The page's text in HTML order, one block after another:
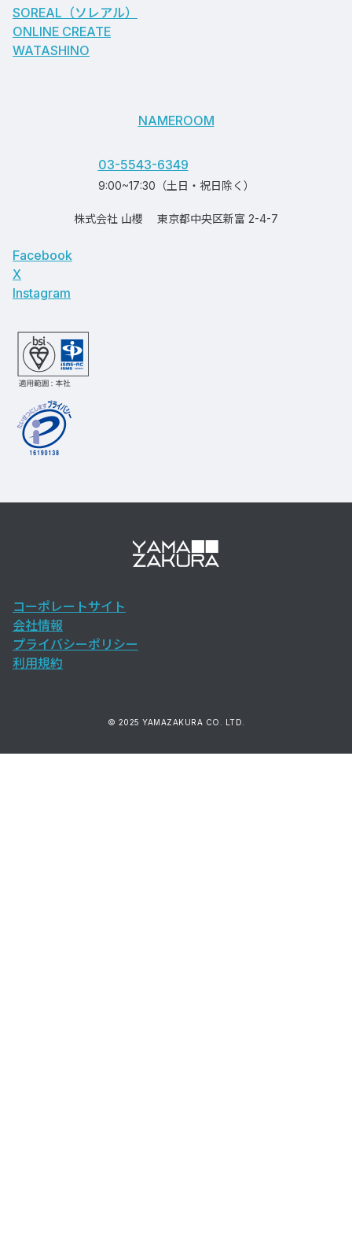
SOREAL（ソレアル）
ONLINE CREATE
WATASHINO
NAMEROOM
03-5543-6349
9:00~17:30（土日・祝日除く）
株式会社 山櫻 東京都中央区新富 2-4-7
Facebook
X
Instagram
コーポレートサイト
会社情報
プライバシーポリシー
利用規約
© 2025 YAMAZAKURA CO. LTD.